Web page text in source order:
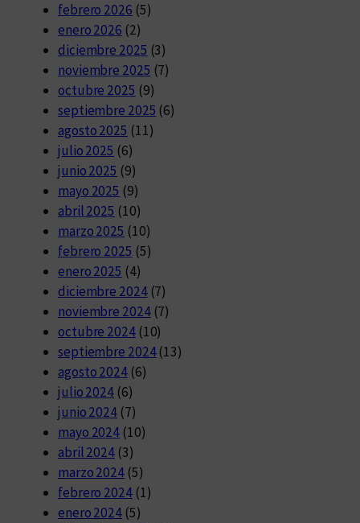
febrero 2026 (5)
enero 2026 (2)
diciembre 2025 (3)
noviembre 2025 (7)
octubre 2025 (9)
septiembre 2025 (6)
agosto 2025 (11)
julio 2025 (6)
junio 2025 (9)
mayo 2025 (9)
abril 2025 (10)
marzo 2025 (10)
febrero 2025 (5)
enero 2025 (4)
diciembre 2024(7)
noviembre 2024(7)
octubre 2024(10)
septiembre 2024(13)
agosto 2024(6)
julio 2024 (6)
junio 2024 (7)
mayo 2024 (10)
abril 2024 (3)
marzo 2024 (5)
febrero 2024(1)
enero 2024 (5)